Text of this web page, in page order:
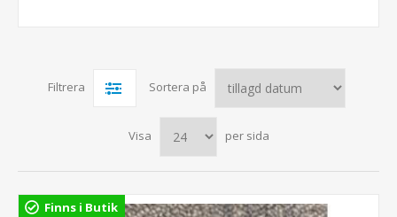
Filtrera Sortera på
Visa per sida
Finns i Butik